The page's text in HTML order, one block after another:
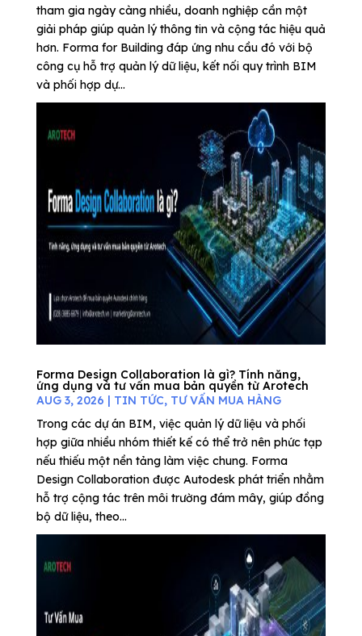
tham gia ngày càng nhiều, doanh nghiệp cần một
giải pháp giúp quản lý thông tin và cộng tác hiệu quả
hơn. Forma for Building đáp ứng nhu cầu đó với bộ
công cụ hỗ trợ quản lý dữ liệu, kết nối quy trình BIM
và phối hợp dự...
Forma Design Collaboration là gì? Tính năng,
ứng dụng và tư vấn mua bản quyền từ Arotech
AUG 3, 2026 | TIN TỨC, TƯ VẤN MUA HÀNG
Trong các dự án BIM, việc quản lý dữ liệu và phối
hợp giữa nhiều nhóm thiết kế có thể trở nên phức tạp
nếu thiếu một nền tảng làm việc chung. Forma
Design Collaboration được Autodesk phát triển nhằm
hỗ trợ cộng tác trên môi trường đám mây, giúp đồng
bộ dữ liệu, theo...